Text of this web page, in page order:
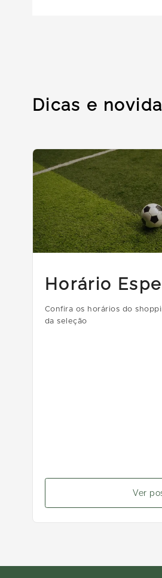
Dicas e
Horário
Confira os horários do
da seleção
Ver